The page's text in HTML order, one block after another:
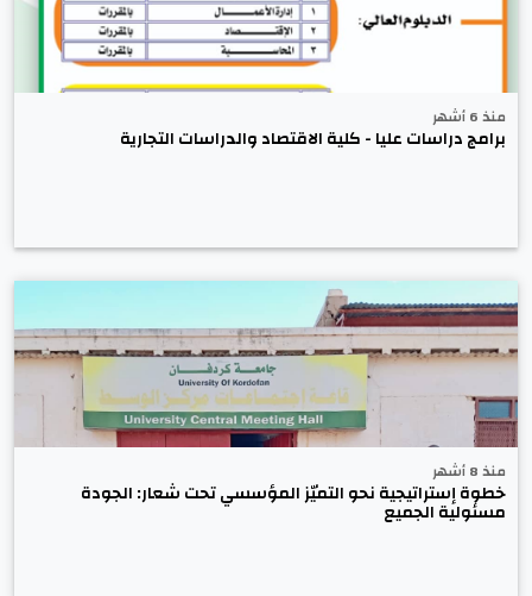
منذ 6 أشهر
برامج دراسات عليا - كلية الاقتصاد والدراسات التجارية
منذ 8 أشهر
خطوة إستراتيجية نحو التميّز المؤسسي تحت شعار: الجودة
مسئولية الجميع